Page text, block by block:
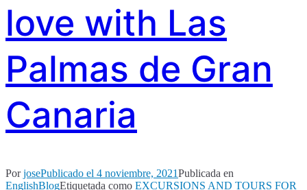
love with Las
Palmas de Gran
Canaria
PorjosePublicado el 4 noviembre, 2021Publicada en
EnglishBlogEtiquetada como EXCURSIONS AND TOURS FOR